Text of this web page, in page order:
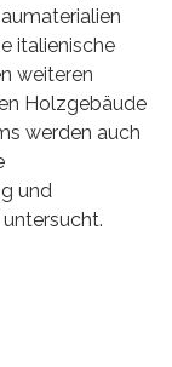
italienische
weiteren
Holzgebäude
werden auch
und